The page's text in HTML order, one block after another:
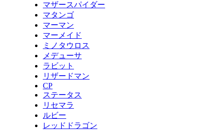
マザースパイダー
マタンゴ
マーマン
マーメイド
ミノタウロス
メデューサ
ラビット
リザードマン
CP
ステータス
リセマラ
ルビー
レッドドラゴン